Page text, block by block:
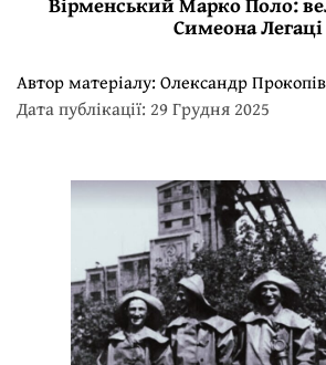
Симеона Легаці
Автор матеріалу: Олександр Прокопів
Дата публікації: 29 Грудня 2025